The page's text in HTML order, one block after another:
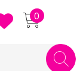
Pharmacie
0